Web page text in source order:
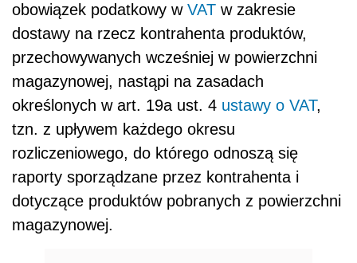
obowiązek podatkowy w VAT w zakresie
dostawy na rzecz kontrahenta produktów,
przechowywanych wcześniej w powierzchni
magazynowej, nastąpi na zasadach
określonych w art. 19a ust. 4 ustawy o VAT,
tzn. z upływem każdego okresu
rozliczeniowego, do którego odnoszą się
raporty sporządzane przez kontrahenta i
dotyczące produktów pobranych z powierzchni
magazynowej.